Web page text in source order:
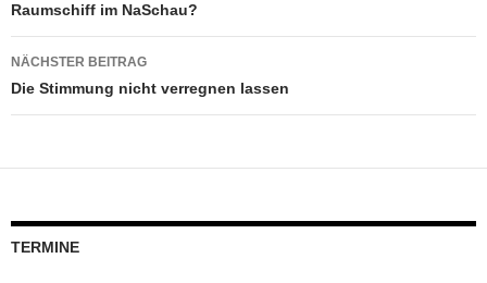
Raumschiff im NaSchau?
NÄCHSTER BEITRAG
Die Stimmung nicht verregnen lassen
TERMINE